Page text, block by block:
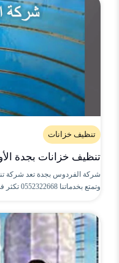
تنظيف خزانات
تنظيف خزانات بجدة
شركة الفردوس بجدة تعد شركة
وتمتع بخدماتنا 0552322668 تكثر في..